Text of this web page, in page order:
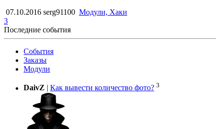
07.10.2016 serg91100 Модули, Хаки
3
Последние события
События
Заказы
Модули
DaivZ Как вывести количество фото? 3